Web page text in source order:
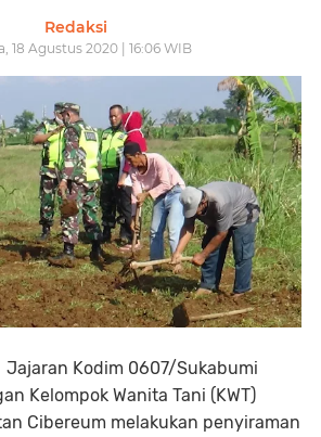
Redaksi
18 Agustus 2020 | 16:06 WIB
Jajaran Kodim 0607/Sukabumi
Kelompok Wanita Tani (KWT)
Cibereum melakukan penyiraman